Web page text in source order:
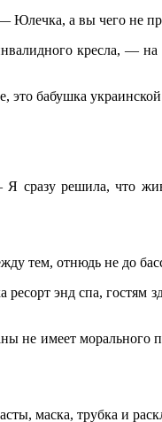
а вы чего не
кресла, — на
это бабушка
решила, что
тем, отнюдь не до
энд спа, гостям
имеет морального
маска, трубка и